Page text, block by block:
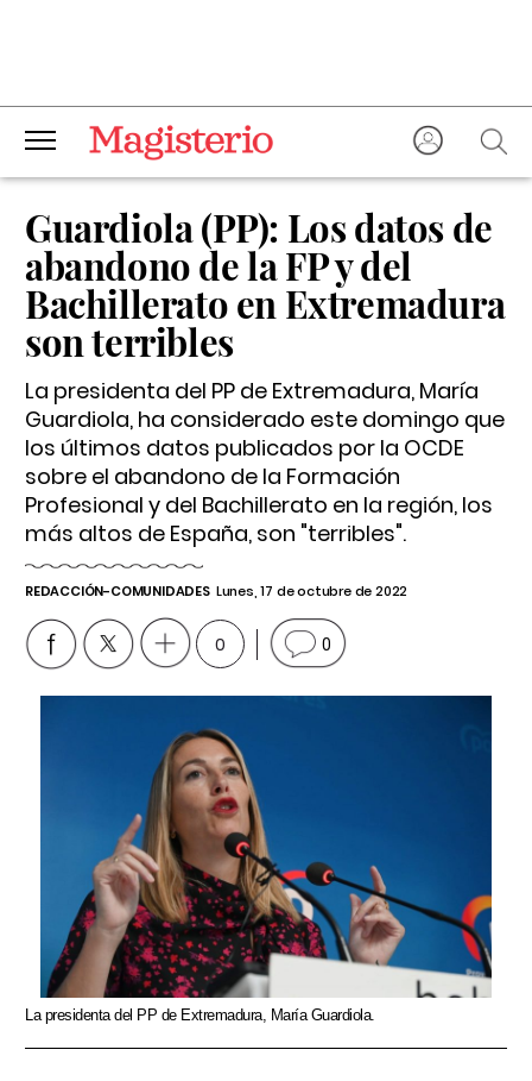
Guardiola (PP): Los datos de
abandono de la FP y del
Bachillerato en Extremadura
son terribles
La presidenta del PP de Extremadura, María
Guardiola, ha considerado este domingo que
los últimos datos publicados por la OCDE
sobre el abandono de la Formación
Profesional y del Bachillerato en la región, los
más altos de España, son "terribles".
REDACCIÓN-COMUNIDADES Lunes, 17 de octubre de 2022
0 0
La presidenta del PP de Extremadura, María Guardiola.